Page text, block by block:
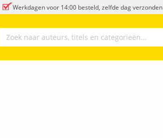
Werkdagen voor 14:00 besteld, zelfde dag verzonden